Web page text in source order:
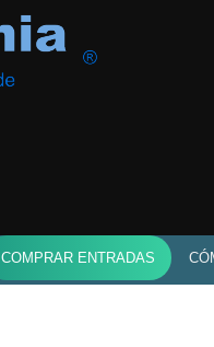
COMPRAR ENTRADAS